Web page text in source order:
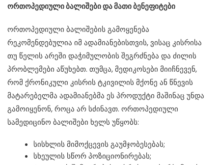
ორთოპედიული ბალიშები და მათი ბენეფიტები
ორთოპედიული ბალიშების გამოყენება
რეკომენდებულია იმ ადამიანებისთვის, ვისაც კისრისა
თუ წელის არეში დაჭიმულობის შეგრძნება და ძილის
პრობლემები აწუხებთ. თუმცა, მედიკოსები მიიჩნევენ,
რომ ქრონიკული კისრის ტკივილის მქონე ან წნევის
მატარებელმა ადამიანებმა ეს პროდუქტი მაშინაც უნდა
გამოიყენონ, როცა არ სძინავთ. ორთოპედიული
სამედიცინო ბალიშები ხელს უწყობს:
სისხლის მიმოქცევის გაუმჯობესებას;
სხეულის სწორ პოზიციონირებას;